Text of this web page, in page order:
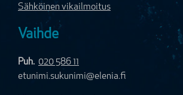
Sähköinen vikailmoitus
Vaihde
Puh. 020 586 11
etunimi.sukunimi@elenia.fi